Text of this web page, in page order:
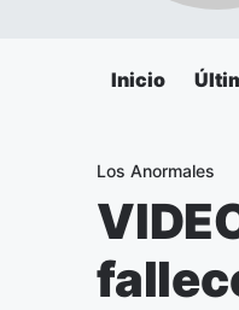
Inicio
Los Anormales